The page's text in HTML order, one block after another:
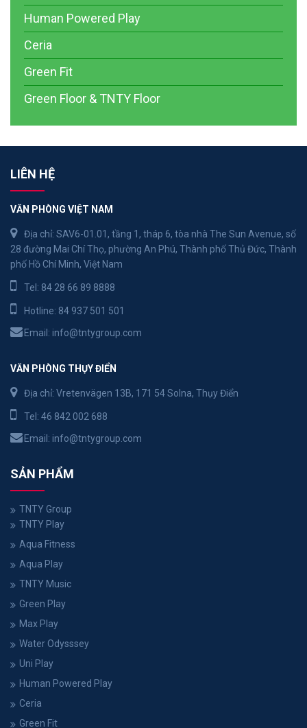
Human Powered Play
Ceria
Green Fit
Green Floor & TNTY Floor
LIÊN HỆ
VĂN PHÒNG VIỆT NAM
Địa chỉ: SAV6-01.01, tầng 1, tháp 6, tòa nhà The Sun Avenue, số
28 đường Mai Chí Thọ, phường An Phú, Thành phố Thủ Đức, Thành
phố Hồ Chí Minh, Việt Nam
Tel: 84 28 66 89 8888
Hotline: 84 937 501 501
Email: info@tntygroup.com
VĂN PHÒNG THỤY ĐIỂN
Địa chỉ: Vretenvägen 13B, 171 54 Solna, Thụy Điển
Tel: 46 842 002 688
Email: info@tntygroup.com
SẢN PHẨM
TNTY Group
TNTY Play
Aqua Fitness
Aqua Play
TNTY Music
Green Play
Max Play
Water Odysssey
Uni Play
Human Powered Play
Ceria
Green Fit